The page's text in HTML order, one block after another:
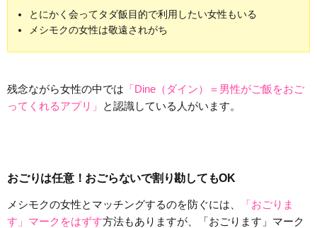
とにかく会ってタダ飯目的で利用したい女性もいる
メシモクの女性は敬遠されがち
残念ながら女性の中では 「Dine（ダイン）＝男性がご飯をおご
ってくれるアプリ」
と認識している人がいます。
おごりは任意！おごらないで割り勘してもOK
メシモクの女性とマッチングするのを防ぐには、
「おごりま
す」マークをはずす方法もありますが、「おごります」マーク